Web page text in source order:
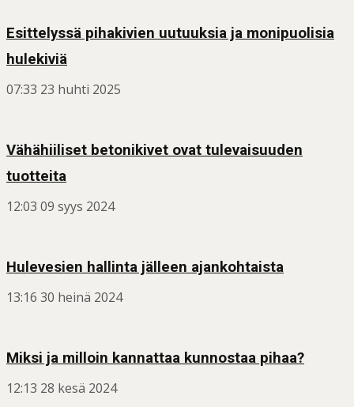
Esittelyssä pihakivien uutuuksia ja monipuolisia
hulekiviä
07:33 23 huhti 2025
Vähähiiliset betonikivet ovat tulevaisuuden
tuotteita
12:03 09 syys 2024
Hulevesien hallinta jälleen ajankohtaista
13:16 30 heinä 2024
Miksi ja milloin kannattaa kunnostaa pihaa?
12:13 28 kesä 2024